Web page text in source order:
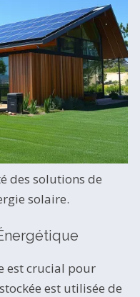
des solutions de
solaire.
est crucial pour
est utilisée de